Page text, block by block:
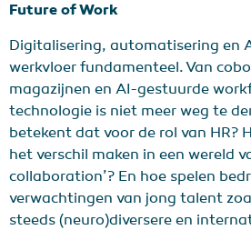
Future of Work
Digitalisering, automatisering en
werkvloer fundamenteel. Van
magazijnen en AI-gestuurde
technologie is niet meer weg te
betekent dat voor de rol van HR?
het verschil maken in een wereld
collaboration’? En hoe spelen
verwachtingen van jong talent
steeds (neuro)diversere en